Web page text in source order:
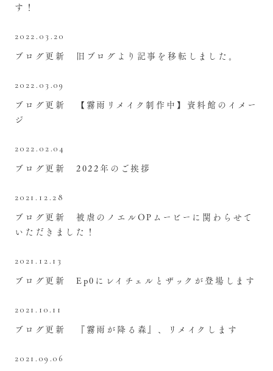
す！
2022.03.20
ブログ更新 旧ブログより記事を移転しました。
2022.03.09
ブログ更新 【霧雨リメイク制作中】資料館のイメー
ジ
2022.02.04
ブログ更新 2022年のご挨拶
2021.12.28
ブログ更新 被虐のノエルOPムービーに関わらせて
いただきました！
2021.12.13
ブログ更新 Ep0にレイチェルとザックが登場します
2021.10.11
ブログ更新 『霧雨が降る森』、リメイクします
2021.09.06